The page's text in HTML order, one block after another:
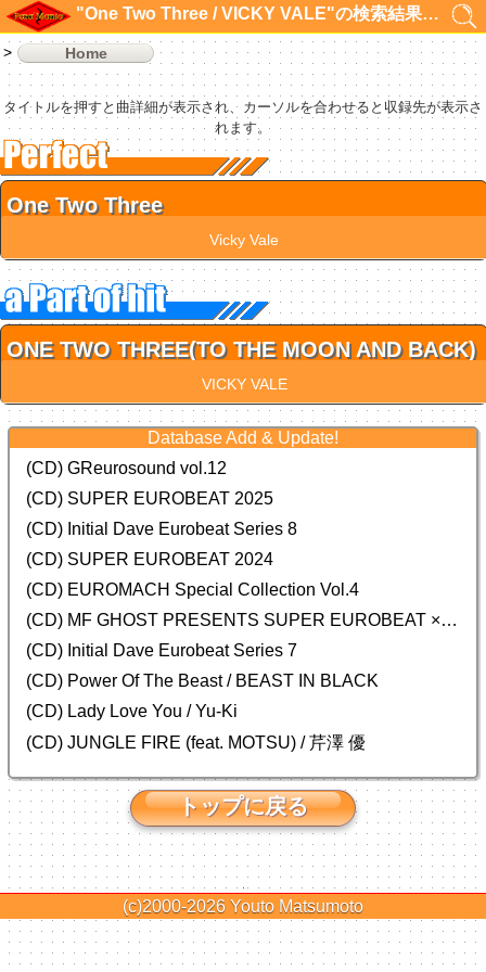
"One Two Three / VICKY VALE"の検索結果 2件
Home
タイトルを押すと曲詳細が表示され、カーソルを合わせると収録先が表示さ
れます。
One Two Three
Vicky Vale
ONE TWO THREE(TO THE MOON AND BACK)
VICKY VALE
Database Add & Update!
(CD) GReurosound vol.12
(CD) SUPER EUROBEAT 2025
(CD) Initial Dave Eurobeat Series 8
(CD) SUPER EUROBEAT 2024
(CD) EUROMACH Special Collection Vol.4
(CD) MF GHOST PRESENTS SUPER EUROBEAT × ORIGINAL SOUNDTRACK NEW COLLECTION
(CD) Initial Dave Eurobeat Series 7
(CD) Power Of The Beast / BEAST IN BLACK
(CD) Lady Love You / Yu-Ki
(CD) JUNGLE FIRE (feat. MOTSU) / 芹澤 優
トップに戻る
(c)2000-2026 Youto Matsumoto